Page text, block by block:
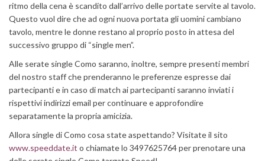
ritmo della cena è scandito dall’arrivo delle portate servite al tavolo.
Questo vuol dire che ad ogni nuova portata gli uomini cambiano
tavolo, mentre le donne restano al proprio posto in attesa del
successivo gruppo di “single men”.
Alle serate single Como saranno, inoltre, sempre presenti membri
del nostro staff che prenderanno le preferenze espresse dai
partecipanti e in caso di match ai partecipanti saranno inviati i
rispettivi indirizzi email per continuare e approfondire
separatamente la propria amicizia.
Allora single di Como cosa state aspettando? Visitate il sito
www.speeddate.it o chiamate lo 3497625764 per prenotare una